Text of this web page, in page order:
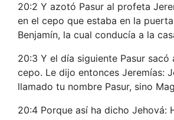
20:2 Y azotó Pasur al profeta
en el cepo que estaba en la
Benjamín, la cual conducía a la
20:3 Y el día siguiente Pasur sacó
cepo. Le dijo entonces Jeremías:
llamado tu nombre Pasur, sino
20:4 Porque así ha dicho Jehová: